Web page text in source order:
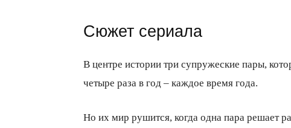
Сюжет сериала
В центре истории три супружеские пары,
четыре раза в год – каждое время года.
Но их мир рушится, когда одна пара решает